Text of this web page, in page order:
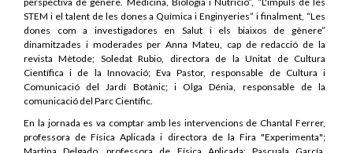
STEM i el talent de les dones a Química i Enginyeries” i finalment, “Les
dones com a investigadores en Salut i els biaixos de gènere”
dinamitzades i moderades per Anna Mateu, cap de redacció de la
revista Mètode; Soledat Rubio, directora de la Unitat de Cultura
Científica i de la Innovació; Eva Pastor, responsable de Cultura i
Comunicació del Jardí Botànic; i Olga Dénia, responsable de la
comunicació del Parc Científic.
En la jornada es va comptar amb les intervencions de Chantal Ferrer,
professora de Física Aplicada i directora de la Fira "Experimenta";